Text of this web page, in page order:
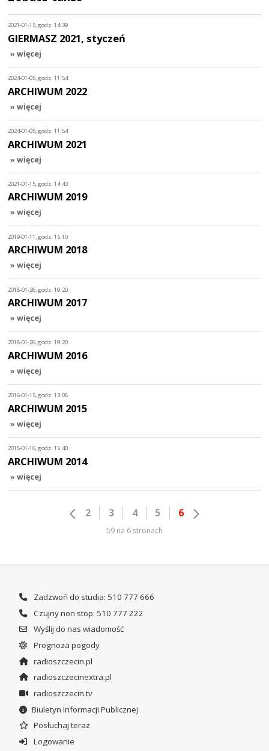
2021-01-15, godz. 14:39
GIERMASZ 2021, styczeń
» więcej
2024-01-05, godz. 11:54
ARCHIWUM 2022
» więcej
2024-01-05, godz. 11:54
ARCHIWUM 2021
» więcej
2021-01-15, godz. 14:43
ARCHIWUM 2019
» więcej
2019-01-11, godz. 15:10
ARCHIWUM 2018
» więcej
2018-01-26, godz. 19:20
ARCHIWUM 2017
» więcej
2018-01-26, godz. 19:20
ARCHIWUM 2016
» więcej
2016-01-15, godz. 13:08
ARCHIWUM 2015
» więcej
2015-01-16, godz. 15:40
ARCHIWUM 2014
» więcej
2 3 4 5 6
59 na 6 stronach
Zadzwoń do studia: 510 777 666
Czujny non stop: 510 777 222
Wyślij do nas wiadomość
Prognoza pogody
radioszczecin.pl
radioszczecinextra.pl
radioszczecin.tv
Biuletyn Informacji Publicznej
Posłuchaj teraz
Logowanie